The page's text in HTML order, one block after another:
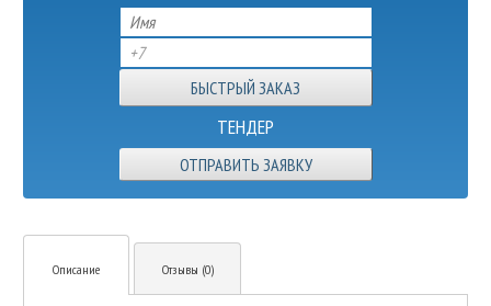
ТЕНДЕР
ОТПРАВИТЬ ЗАЯВКУ
Описание Отзывы (0)